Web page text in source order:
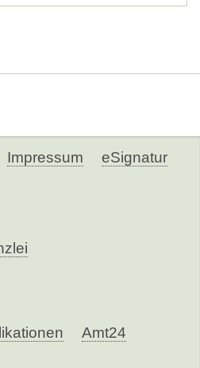
Impressum eSignatur
Amt24